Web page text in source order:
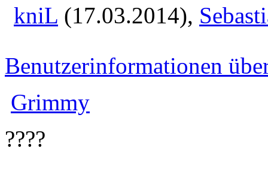
kniL (17.03.2014),
Benutzerinformationen
Grimmy
????